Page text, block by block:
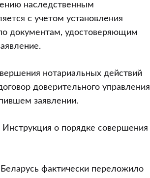
наследственным
с учетом установления
документам, удостоверяющим
нотариальных действий
доверительного управления
заявлении.
о порядке совершения
фактически переложило